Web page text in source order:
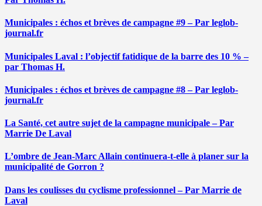
Municipales : échos et brèves de campagne #9 – Par leglob-
journal.fr
Municipales Laval : l’objectif fatidique de la barre des 10 % –
par Thomas H.
Municipales : échos et brèves de campagne #8 – Par leglob-
journal.fr
La Santé, cet autre sujet de la campagne municipale – Par
Marrie De Laval
L’ombre de Jean-Marc Allain continuera-t-elle à planer sur la
municipalité de Gorron ?
Dans les coulisses du cyclisme professionnel – Par Marrie de
Laval